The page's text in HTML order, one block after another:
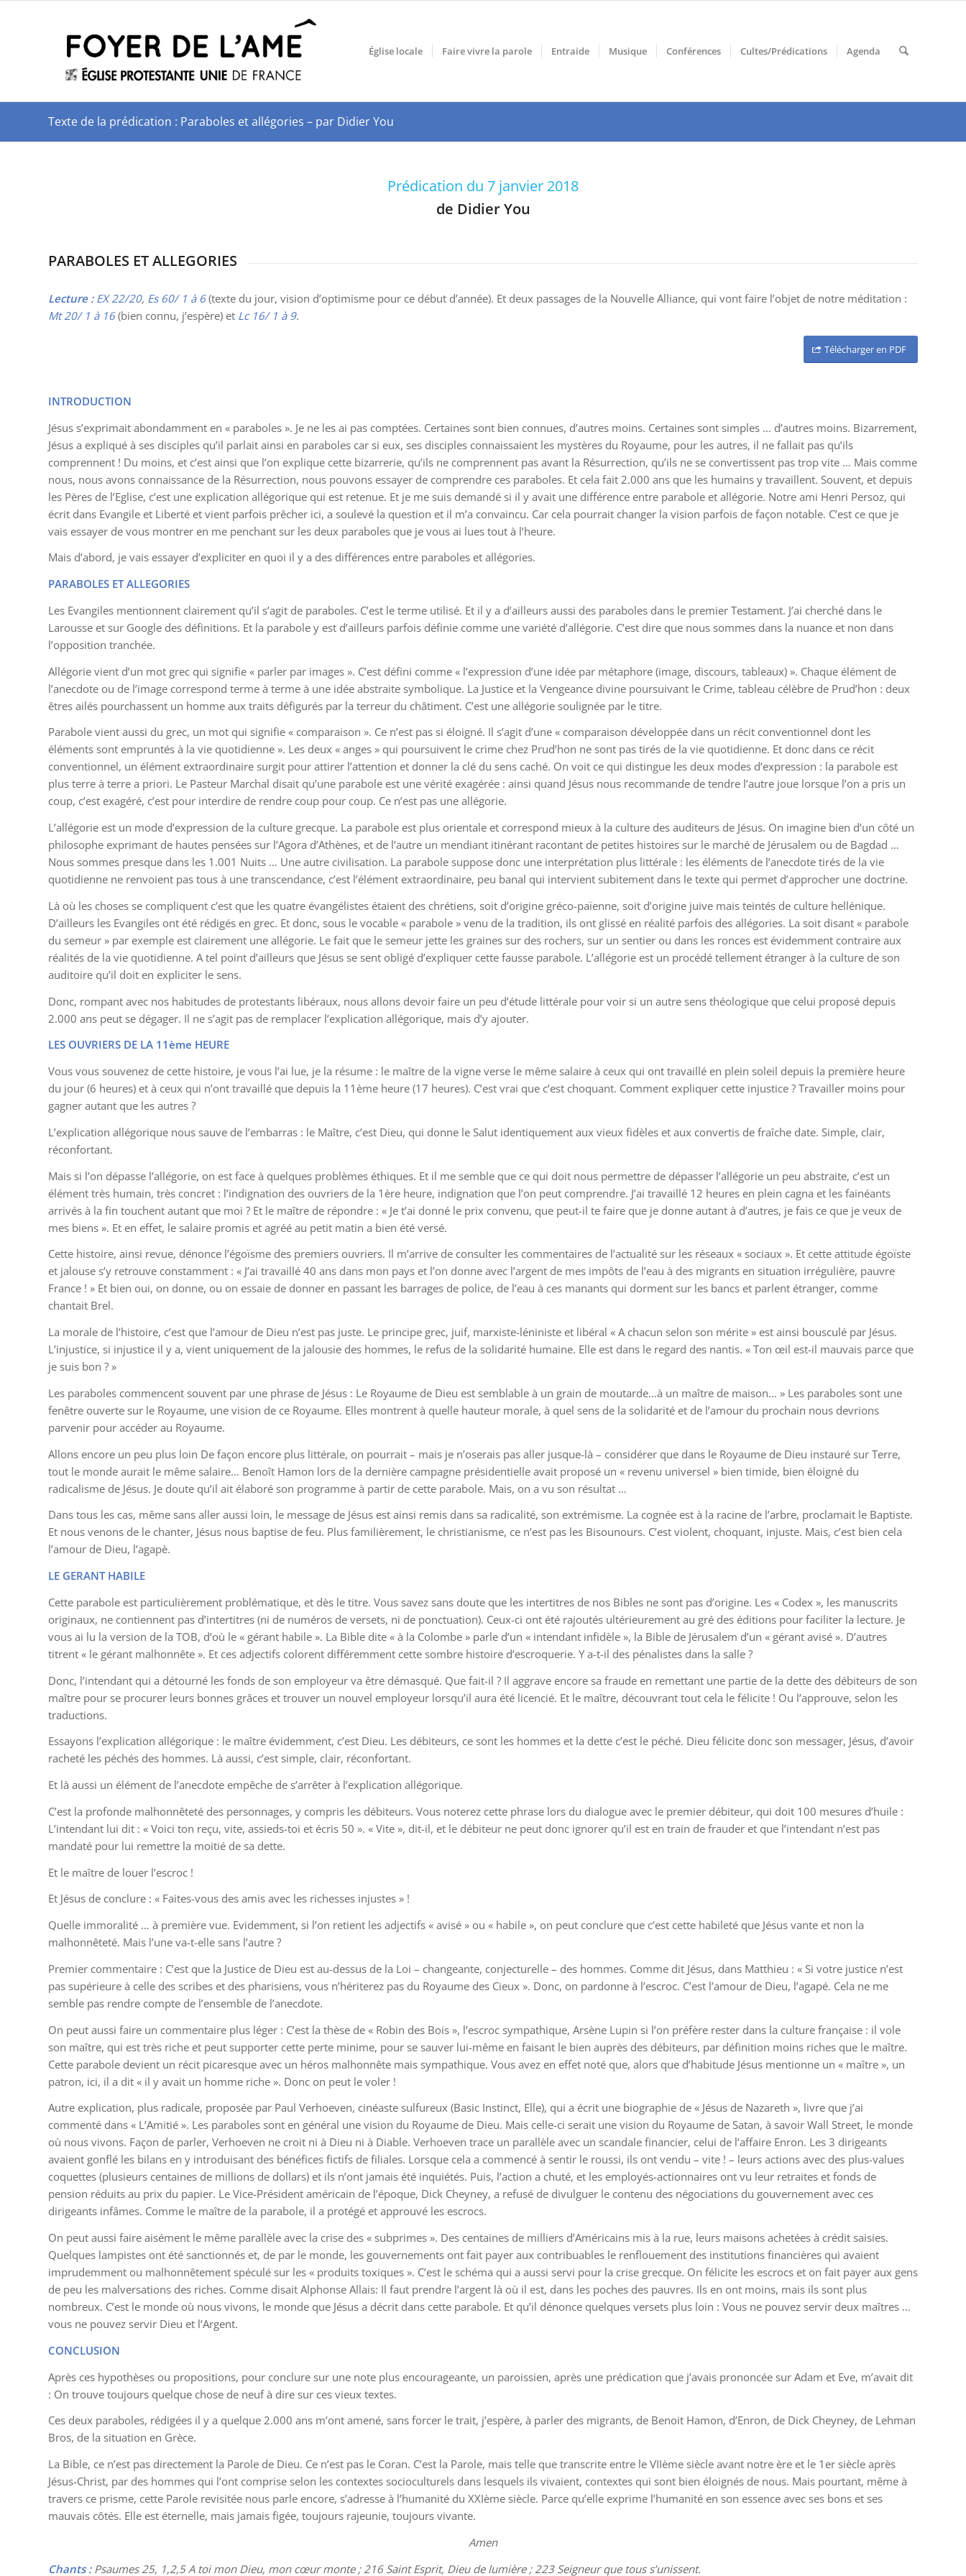
Église locale Faire vivre la parole Entraide Musique Conférences Cultes/Prédications Agenda
Texte de la prédication : Paraboles et allégories – par Didier You
Prédication du 7 janvier 2018
de Didier You
PARABOLES ET ALLEGORIES
Lecture : EX 22/20, Es 60/ 1 à 6(texte du jour, vision d’optimisme pour ce début d’année). Et deux passages de la Nouvelle Alliance, qui vont faire l’objet de notre méditation :
Mt 20/ 1 à 16(bien connu, j’espère) et Lc 16/ 1 à 9.
Télécharger en PDF
INTRODUCTION
Jésus s’exprimait abondamment en « paraboles ». Je ne les ai pas comptées. Certaines sont bien connues, d’autres moins. Certaines sont simples … d’autres moins. Bizarrement,
Jésus a expliqué à ses disciples qu’il parlait ainsi en paraboles car si eux, ses disciples connaissaient les mystères du Royaume, pour les autres, il ne fallait pas qu’ils
comprennent ! Du moins, et c’est ainsi que l’on explique cette bizarrerie, qu’ils ne comprennent pas avant la Résurrection, qu’ils ne se convertissent pas trop vite … Mais comme
nous, nous avons connaissance de la Résurrection, nous pouvons essayer de comprendre ces paraboles. Et cela fait 2.000 ans que les humains y travaillent. Souvent, et depuis
les Pères de l’Eglise, c’est une explication allégorique qui est retenue. Et je me suis demandé si il y avait une différence entre parabole et allégorie. Notre ami Henri Persoz, qui
écrit dans Evangile et Liberté et vient parfois prêcher ici, a soulevé la question et il m’a convaincu. Car cela pourrait changer la vision parfois de façon notable. C’est ce que je
vais essayer de vous montrer en me penchant sur les deux paraboles que je vous ai lues tout à l’heure.
Mais d’abord, je vais essayer d’expliciter en quoi il y a des différences entre paraboles et allégories.
PARABOLES ET ALLEGORIES
Les Evangiles mentionnent clairement qu’il s’agit de paraboles. C’est le terme utilisé. Et il y a d’ailleurs aussi des paraboles dans le premier Testament. J’ai cherché dans le
Larousse et sur Google des définitions. Et la parabole y est d’ailleurs parfois définie comme une variété d’allégorie. C’est dire que nous sommes dans la nuance et non dans
l’opposition tranchée.
Allégorie vient d’un mot grec qui signifie « parler par images ». C’est défini comme « l’expression d’une idée par métaphore (image, discours, tableaux) ». Chaque élément de
l’anecdote ou de l’image correspond terme à terme à une idée abstraite symbolique. La Justice et la Vengeance divine poursuivant le Crime, tableau célèbre de Prud’hon : deux
êtres ailés pourchassent un homme aux traits défigurés par la terreur du châtiment. C’est une allégorie soulignée par le titre.
Parabole vient aussi du grec, un mot qui signifie « comparaison ». Ce n’est pas si éloigné. Il s’agit d’une « comparaison développée dans un récit conventionnel dont les
éléments sont empruntés à la vie quotidienne ». Les deux « anges » qui poursuivent le crime chez Prud’hon ne sont pas tirés de la vie quotidienne. Et donc dans ce récit
conventionnel, un élément extraordinaire surgit pour attirer l’attention et donner la clé du sens caché. On voit ce qui distingue les deux modes d’expression : la parabole est
plus terre à terre a priori. Le Pasteur Marchal disait qu’une parabole est une vérité exagérée : ainsi quand Jésus nous recommande de tendre l’autre joue lorsque l’on a pris un
coup, c’est exagéré, c’est pour interdire de rendre coup pour coup. Ce n’est pas une allégorie.
L’allégorie est un mode d’expression de la culture grecque. La parabole est plus orientale et correspond mieux à la culture des auditeurs de Jésus. On imagine bien d’un côté un
philosophe exprimant de hautes pensées sur l’Agora d’Athènes, et de l’autre un mendiant itinérant racontant de petites histoires sur le marché de Jérusalem ou de Bagdad …
Nous sommes presque dans les 1.001 Nuits … Une autre civilisation. La parabole suppose donc une interprétation plus littérale : les éléments de l’anecdote tirés de la vie
quotidienne ne renvoient pas tous à une transcendance, c’est l’élément extraordinaire, peu banal qui intervient subitement dans le texte qui permet d’approcher une doctrine.
Là où les choses se compliquent c’est que les quatre évangélistes étaient des chrétiens, soit d’origine gréco-païenne, soit d’origine juive mais teintés de culture hellénique.
D’ailleurs les Evangiles ont été rédigés en grec. Et donc, sous le vocable « parabole » venu de la tradition, ils ont glissé en réalité parfois des allégories. La soit disant « parabole
du semeur » par exemple est clairement une allégorie. Le fait que le semeur jette les graines sur des rochers, sur un sentier ou dans les ronces est évidemment contraire aux
réalités de la vie quotidienne. A tel point d’ailleurs que Jésus se sent obligé d’expliquer cette fausse parabole. L’allégorie est un procédé tellement étranger à la culture de son
auditoire qu’il doit en expliciter le sens.
Donc, rompant avec nos habitudes de protestants libéraux, nous allons devoir faire un peu d’étude littérale pour voir si un autre sens théologique que celui proposé depuis
2.000 ans peut se dégager. Il ne s’agit pas de remplacer l’explication allégorique, mais d’y ajouter.
LES OUVRIERS DE LA 11ème HEURE
Vous vous souvenez de cette histoire, je vous l’ai lue, je la résume : le maître de la vigne verse le même salaire à ceux qui ont travaillé en plein soleil depuis la première heure
du jour (6 heures) et à ceux qui n’ont travaillé que depuis la 11ème heure (17 heures). C’est vrai que c’est choquant. Comment expliquer cette injustice ? Travailler moins pour
gagner autant que les autres ?
L’explication allégorique nous sauve de l’embarras : le Maître, c’est Dieu, qui donne le Salut identiquement aux vieux fidèles et aux convertis de fraîche date. Simple, clair,
réconfortant.
Mais si l’on dépasse l’allégorie, on est face à quelques problèmes éthiques. Et il me semble que ce qui doit nous permettre de dépasser l’allégorie un peu abstraite, c’est un
élément très humain, très concret : l’indignation des ouvriers de la 1ère heure, indignation que l’on peut comprendre. J’ai travaillé 12 heures en plein cagna et les fainéants
arrivés à la fin touchent autant que moi ? Et le maître de répondre : « Je t’ai donné le prix convenu, que peut-il te faire que je donne autant à d’autres, je fais ce que je veux de
mes biens ». Et en effet, le salaire promis et agréé au petit matin a bien été versé.
Cette histoire, ainsi revue, dénonce l’égoïsme des premiers ouvriers. Il m’arrive de consulter les commentaires de l’actualité sur les réseaux « sociaux ». Et cette attitude égoïste
et jalouse s’y retrouve constamment : « J’ai travaillé 40 ans dans mon pays et l’on donne avec l’argent de mes impôts de l’eau à des migrants en situation irrégulière, pauvre
France ! » Et bien oui, on donne, ou on essaie de donner en passant les barrages de police, de l’eau à ces manants qui dorment sur les bancs et parlent étranger, comme
chantait Brel.
La morale de l’histoire, c’est que l’amour de Dieu n’est pas juste. Le principe grec, juif, marxiste-léniniste et libéral « A chacun selon son mérite » est ainsi bousculé par Jésus.
L’injustice, si injustice il y a, vient uniquement de la jalousie des hommes, le refus de la solidarité humaine. Elle est dans le regard des nantis. « Ton œil est-il mauvais parce que
je suis bon ? »
Les paraboles commencent souvent par une phrase de Jésus : Le Royaume de Dieu est semblable à un grain de moutarde…à un maître de maison… » Les paraboles sont une
fenêtre ouverte sur le Royaume, une vision de ce Royaume. Elles montrent à quelle hauteur morale, à quel sens de la solidarité et de l’amour du prochain nous devrions
parvenir pour accéder au Royaume.
Allons encore un peu plus loin De façon encore plus littérale, on pourrait – mais je n’oserais pas aller jusque-là – considérer que dans le Royaume de Dieu instauré sur Terre,
tout le monde aurait le même salaire… Benoît Hamon lors de la dernière campagne présidentielle avait proposé un « revenu universel » bien timide, bien éloigné du
radicalisme de Jésus. Je doute qu’il ait élaboré son programme à partir de cette parabole. Mais, on a vu son résultat …
Dans tous les cas, même sans aller aussi loin, le message de Jésus est ainsi remis dans sa radicalité, son extrémisme. La cognée est à la racine de l’arbre, proclamait le Baptiste.
Et nous venons de le chanter, Jésus nous baptise de feu. Plus familièrement, le christianisme, ce n’est pas les Bisounours. C’est violent, choquant, injuste. Mais, c’est bien cela
l’amour de Dieu, l’agapè.
LE GERANT HABILE
Cette parabole est particulièrement problématique, et dès le titre. Vous savez sans doute que les intertitres de nos Bibles ne sont pas d’origine. Les « Codex », les manuscrits
originaux, ne contiennent pas d’intertitres (ni de numéros de versets, ni de ponctuation). Ceux-ci ont été rajoutés ultérieurement au gré des éditions pour faciliter la lecture. Je
vous ai lu la version de la TOB, d’où le « gérant habile ». La Bible dite « à la Colombe » parle d’un « intendant infidèle », la Bible de Jérusalem d’un « gérant avisé ». D’autres
titrent « le gérant malhonnête ». Et ces adjectifs colorent différemment cette sombre histoire d’escroquerie. Y a-t-il des pénalistes dans la salle ?
Donc, l’intendant qui a détourné les fonds de son employeur va être démasqué. Que fait-il ? Il aggrave encore sa fraude en remettant une partie de la dette des débiteurs de son
maître pour se procurer leurs bonnes grâces et trouver un nouvel employeur lorsqu’il aura été licencié. Et le maître, découvrant tout cela le félicite ! Ou l’approuve, selon les
traductions.
Essayons l’explication allégorique : le maître évidemment, c’est Dieu. Les débiteurs, ce sont les hommes et la dette c’est le péché. Dieu félicite donc son messager, Jésus, d’avoir
racheté les péchés des hommes. Là aussi, c’est simple, clair, réconfortant.
Et là aussi un élément de l’anecdote empêche de s’arrêter à l’explication allégorique.
C’est la profonde malhonnêteté des personnages, y compris les débiteurs. Vous noterez cette phrase lors du dialogue avec le premier débiteur, qui doit 100 mesures d’huile :
L’intendant lui dit : « Voici ton reçu, vite, assieds-toi et écris 50 ». « Vite », dit-il, et le débiteur ne peut donc ignorer qu’il est en train de frauder et que l’intendant n’est pas
mandaté pour lui remettre la moitié de sa dette.
Et le maître de louer l’escroc !
Et Jésus de conclure : « Faites-vous des amis avec les richesses injustes » !
Quelle immoralité … à première vue. Evidemment, si l’on retient les adjectifs « avisé » ou « habile », on peut conclure que c’est cette habileté que Jésus vante et non la
malhonnêteté. Mais l’une va-t-elle sans l’autre ?
Premier commentaire : C’est que la Justice de Dieu est au-dessus de la Loi – changeante, conjecturelle – des hommes. Comme dit Jésus, dans Matthieu : « Si votre justice n’est
pas supérieure à celle des scribes et des pharisiens, vous n’hériterez pas du Royaume des Cieux ». Donc, on pardonne à l’escroc. C’est l’amour de Dieu, l’agapé. Cela ne me
semble pas rendre compte de l’ensemble de l’anecdote.
On peut aussi faire un commentaire plus léger : C’est la thèse de « Robin des Bois », l’escroc sympathique, Arsène Lupin si l’on préfère rester dans la culture française : il vole
son maître, qui est très riche et peut supporter cette perte minime, pour se sauver lui-même en faisant le bien auprès des débiteurs, par définition moins riches que le maître.
Cette parabole devient un récit picaresque avec un héros malhonnête mais sympathique. Vous avez en effet noté que, alors que d’habitude Jésus mentionne un « maître », un
patron, ici, il a dit « il y avait un homme riche ». Donc on peut le voler !
Autre explication, plus radicale, proposée par Paul Verhoeven, cinéaste sulfureux (Basic Instinct, Elle), qui a écrit une biographie de « Jésus de Nazareth », livre que j’ai
commenté dans « L’Amitié ». Les paraboles sont en général une vision du Royaume de Dieu. Mais celle-ci serait une vision du Royaume de Satan, à savoir Wall Street, le monde
où nous vivons. Façon de parler, Verhoeven ne croit ni à Dieu ni à Diable. Verhoeven trace un parallèle avec un scandale financier, celui de l’affaire Enron. Les 3 dirigeants
avaient gonflé les bilans en y introduisant des bénéfices fictifs de filiales. Lorsque cela a commencé à sentir le roussi, ils ont vendu – vite ! – leurs actions avec des plus-values
coquettes (plusieurs centaines de millions de dollars) et ils n’ont jamais été inquiétés. Puis, l’action a chuté, et les employés-actionnaires ont vu leur retraites et fonds de
pension réduits au prix du papier. Le Vice-Président américain de l’époque, Dick Cheyney, a refusé de divulguer le contenu des négociations du gouvernement avec ces
dirigeants infâmes. Comme le maître de la parabole, il a protégé et approuvé les escrocs.
On peut aussi faire aisément le même parallèle avec la crise des « subprimes ». Des centaines de milliers d’Américains mis à la rue, leurs maisons achetées à crédit saisies.
Quelques lampistes ont été sanctionnés et, de par le monde, les gouvernements ont fait payer aux contribuables le renflouement des institutions financières qui avaient
imprudemment ou malhonnêtement spéculé sur les « produits toxiques ». C’est le schéma qui a aussi servi pour la crise grecque. On félicite les escrocs et on fait payer aux gens
de peu les malversations des riches. Comme disait Alphonse Allais: Il faut prendre l’argent là où il est, dans les poches des pauvres. Ils en ont moins, mais ils sont plus
nombreux. C’est le monde où nous vivons, le monde que Jésus a décrit dans cette parabole. Et qu’il dénonce quelques versets plus loin : Vous ne pouvez servir deux maîtres …
vous ne pouvez servir Dieu et l’Argent.
CONCLUSION
Après ces hypothèses ou propositions, pour conclure sur une note plus encourageante, un paroissien, après une prédication que j’avais prononcée sur Adam et Eve, m’avait dit
: On trouve toujours quelque chose de neuf à dire sur ces vieux textes.
Ces deux paraboles, rédigées il y a quelque 2.000 ans m’ont amené, sans forcer le trait, j’espère, à parler des migrants, de Benoit Hamon, d’Enron, de Dick Cheyney, de Lehman
Bros, de la situation en Grèce.
La Bible, ce n’est pas directement la Parole de Dieu. Ce n’est pas le Coran. C’est la Parole, mais telle que transcrite entre le VIIème siècle avant notre ère et le 1er siècle après
Jésus-Christ, par des hommes qui l’ont comprise selon les contextes socioculturels dans lesquels ils vivaient, contextes qui sont bien éloignés de nous. Mais pourtant, même à
travers ce prisme, cette Parole revisitée nous parle encore, s’adresse à l’humanité du XXIème siècle. Parce qu’elle exprime l’humanité en son essence avec ses bons et ses
mauvais côtés. Elle est éternelle, mais jamais figée, toujours rajeunie, toujours vivante.
Amen
Chants :Psaumes 25, 1,2,5 A toi mon Dieu, mon cœur monte ; 216 Saint Esprit, Dieu de lumière ; 223 Seigneur que tous s’unissent.